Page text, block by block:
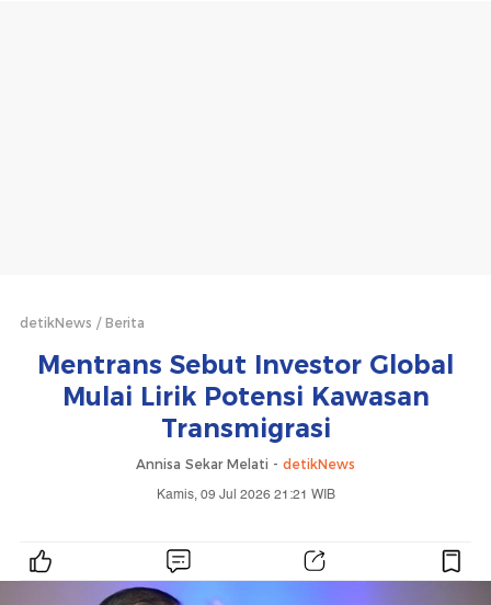
detikNews Berita
Mentrans Sebut Investor Global
Mulai Lirik Potensi Kawasan
Transmigrasi
Annisa Sekar Melati - detikNews
Kamis, 09 Jul 2026 21:21 WIB